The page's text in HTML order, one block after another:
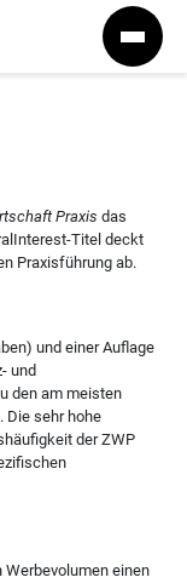
Praxis das
Titel deckt
Praxisführung ab.
und einer Auflage
und
den am meisten
Die sehr hohe
der ZWP
Werbevolumen einen